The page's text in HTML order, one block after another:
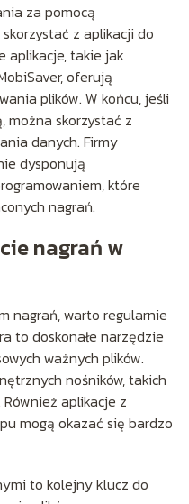
za pomocą
z aplikacji do
aplikacje, takie jak
oferują
plików. W końcu, jeśli
można skorzystać z
danych. Firmy
dysponują
które
nagrań.
nagrań w
nagrań, warto regularnie
to doskonałe narzędzie
ważnych plików.
nośników, takich
aplikacje z
mogą okazać się bardzo
to kolejny klucz do